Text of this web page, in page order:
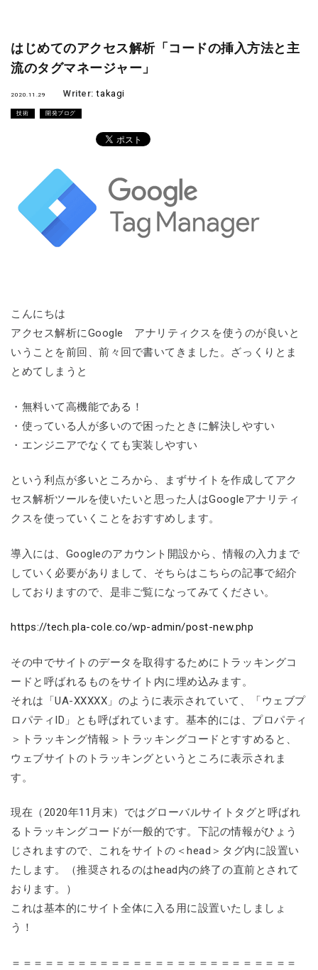
はじめてのアクセス解析「コードの挿入方法と主
流のタグマネージャー」
2020.11.29 Writer:takagi
技術 開発ブログ
こんにちは
アクセス解析にGoogle アナリティクスを使うのが良いと
いうことを前回、前々回で書いてきました。ざっくりとま
とめてしまうと
・無料いて高機能である！
・使っている人が多いので困ったときに解決しやすい
・エンジニアでなくても実装しやすい
という利点が多いところから、まずサイトを作成してアク
セス解析ツールを使いたいと思った人はGoogleアナリティ
クスを使っていくことをおすすめします。
導入には、Googleのアカウント開設から、情報の入力まで
していく必要がありまして、そちらはこちらの記事で紹介
しておりますので、是非ご覧になってみてください。
https://tech.pla-cole.co/wp-admin/post-new.php
その中でサイトのデータを取得するためにトラッキングコ
ードと呼ばれるものをサイト内に埋め込みます。
それは「UA-XXXXX」のように表示されていて、「ウェブプ
ロパティID」とも呼ばれています。基本的には、プロパティ
＞トラッキング情報＞トラッキングコードとすすめると、
ウェブサイトのトラッキングというところに表示されま
す。
現在（2020年11月末）ではグローバルサイトタグと呼ばれ
るトラッキングコードが一般的です。下記の情報がひょう
じされますので、これをサイトの＜head＞タグ内に設置い
たします。（推奨されるのはhead内の終了の直前とされて
おります。）
これは基本的にサイト全体に入る用に設置いたしましょ
う！
＝＝＝＝＝＝＝＝＝＝＝＝＝＝＝＝＝＝＝＝＝＝＝＝＝＝